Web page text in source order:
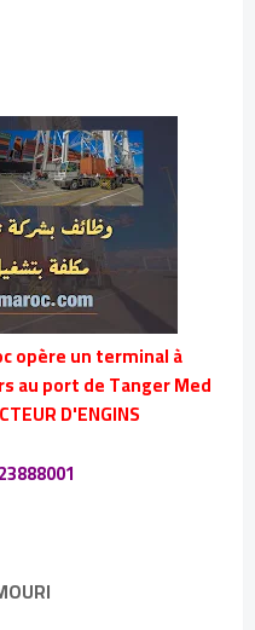
opère un terminal à
port de Tanger Med
D'ENGINS